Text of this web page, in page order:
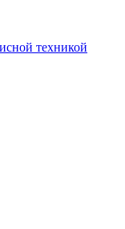
техникой